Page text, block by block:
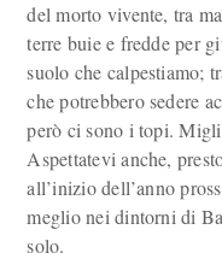
del morto vivente, tra
terre buie e fredde per
suolo che calpestiamo;
che potrebbero sedere
però ci sono i topi.
Aspettatevi anche,
all’inizio dell’anno
meglio nei dintorni di
solo.